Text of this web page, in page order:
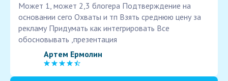
Может 1, может 2,3 блогера Подтверждение на
основании сего Охваты и тп Взять среднюю цену за
рекламу Придумать как интегрировать Все
обосновывать ,презентация
Артем Ермолин